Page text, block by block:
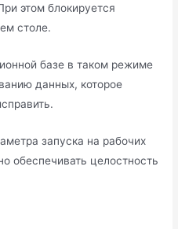
этом блокируется
столе.
базе в таком режиме
данных, которое
запуска на рабочих
обеспечивать целостность